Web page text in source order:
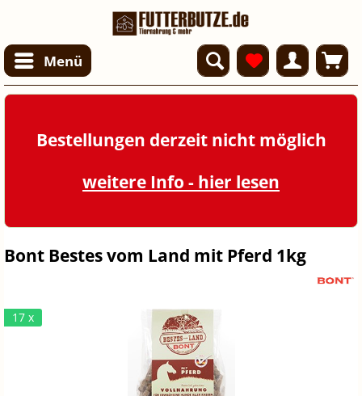
Menü
Bestellungen derzeit nicht möglich
weitere Info - hier lesen
Bont Bestes vom Land mit Pferd 1kg
17 x